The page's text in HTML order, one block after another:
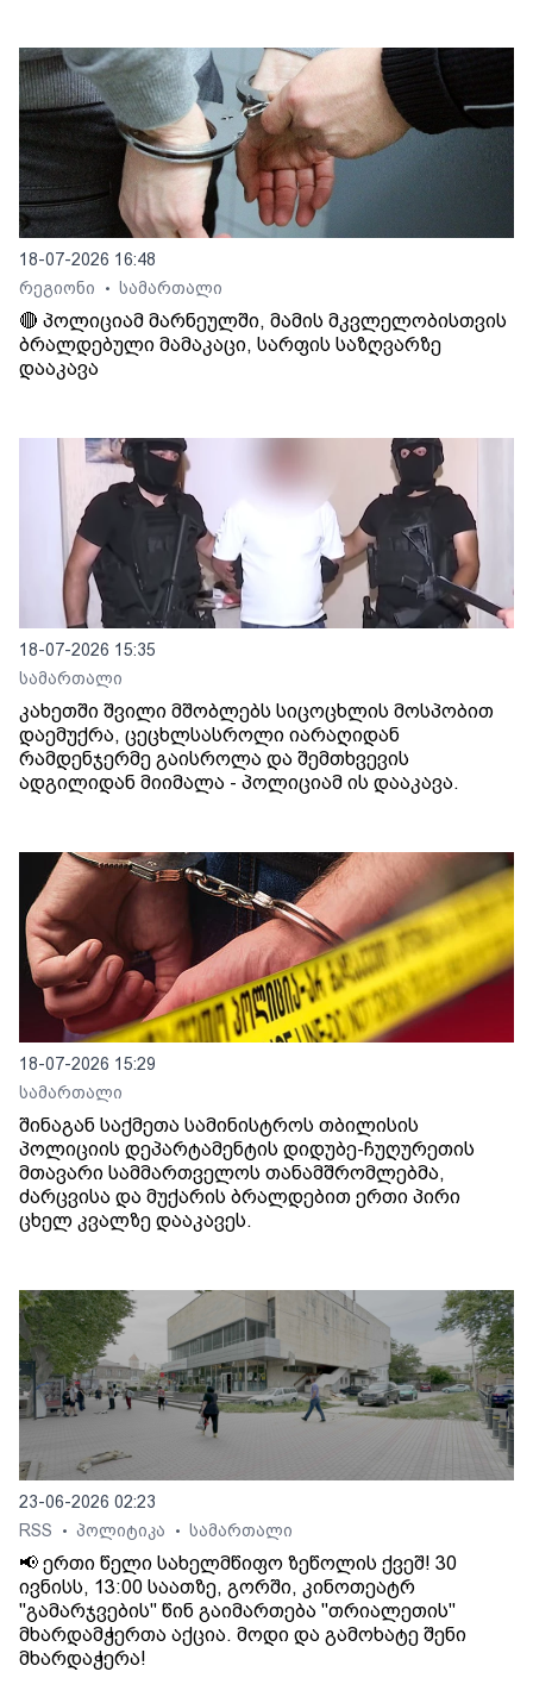
18-07-2026 16:48
რეგიონი
• სამართალი
🔴 პოლიციამ მარნეულში, მამის მკვლელობისთვის
ბრალდებული მამაკაცი, სარფის საზღვარზე
დააკავა
18-07-2026 15:35
სამართალი
კახეთში შვილი მშობლებს სიცოცხლის მოსპობით
დაემუქრა, ცეცხლსასროლი იარაღიდან
რამდენჯერმე გაისროლა და შემთხვევის
ადგილიდან მიიმალა - პოლიციამ ის დააკავა.
18-07-2026 15:29
სამართალი
შინაგან საქმეთა სამინისტროს თბილისის
პოლიციის დეპარტამენტის დიდუბე-ჩუღურეთის
მთავარი სამმართველოს თანამშრომლებმა,
ძარცვისა და მუქარის ბრალდებით ერთი პირი
ცხელ კვალზე დააკავეს.
23-06-2026 02:23
RSS
• პოლიტიკა • სამართალი
📢 ერთი წელი სახელმწიფო ზეწოლის ქვეშ! 30
ივნისს, 13:00 საათზე, გორში, კინოთეატრ
"გამარჯვების" წინ გაიმართება "თრიალეთის"
მხარდამჭერთა აქცია. მოდი და გამოხატე შენი
მხარდაჭერა!